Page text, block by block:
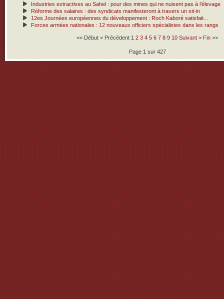
Industries extractives au Sahel : pour des mines qui ne nuisent pas à l’élevage
Réforme des salaires : des syndicats manifesteront à travers un sit-in
12es Journées européennes du développement : Roch Kaboré satisfait...
Forces armées nationales : 12 nouveaux officiers spécialistes dans les rangs
<< Début < Précédent 1 2 3 4 5 6 7 8 9 10 Suivant > Fin >>
Page 1 sur 427